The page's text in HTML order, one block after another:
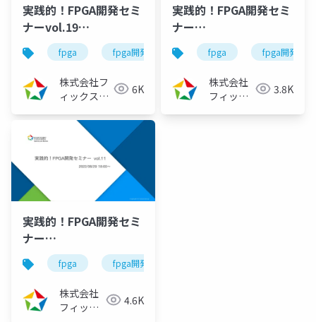
実践的！FPGA開発セミ
ナーvol.19
（2023/02/22）
fpga fpga開発 fpga開発シリーズ
株式会社フ
ィックスタ
6K
実践的！FPGA開発セミ
ナー
vol.15（2022/10/26）
fpga fpga開発
株式会社
フィック
3.8K
実践的！FPGA開発セミ
ナー
vol.11（2022/06/29）
fpga fpga開発
株式会社
フィック
4.6K